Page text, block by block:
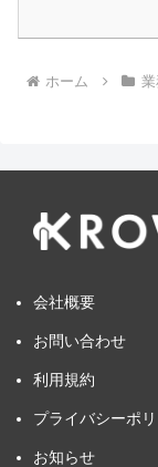
ホーム
会社概要
お問い合わせ
利用規約
プライバシーポ
お知らせ